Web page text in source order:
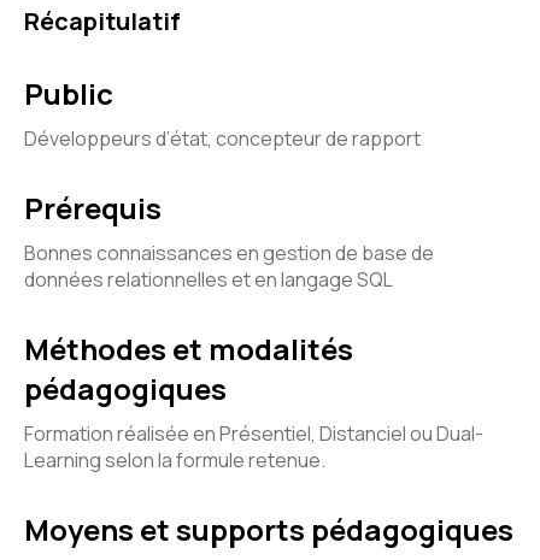
Récapitulatif
Public
Développeurs d’état, concepteur de rapport
Prérequis
Bonnes connaissances en gestion de base de
données relationnelles et en langage SQL
Méthodes et modalités
pédagogiques
Formation réalisée en Présentiel, Distanciel ou Dual-
Learning selon la formule retenue.
Moyens et supports pédagogiques